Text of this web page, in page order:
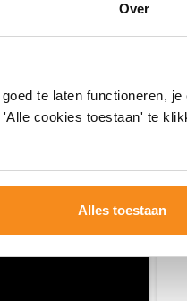
Over
te laten functioneren, je
cookies toestaan' te
Alles toestaan
@megadumpnl. Samen